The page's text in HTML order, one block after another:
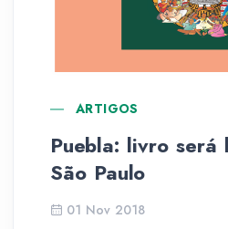
ARTIGOS
Puebla: livro será
São Paulo
01 Nov 2018